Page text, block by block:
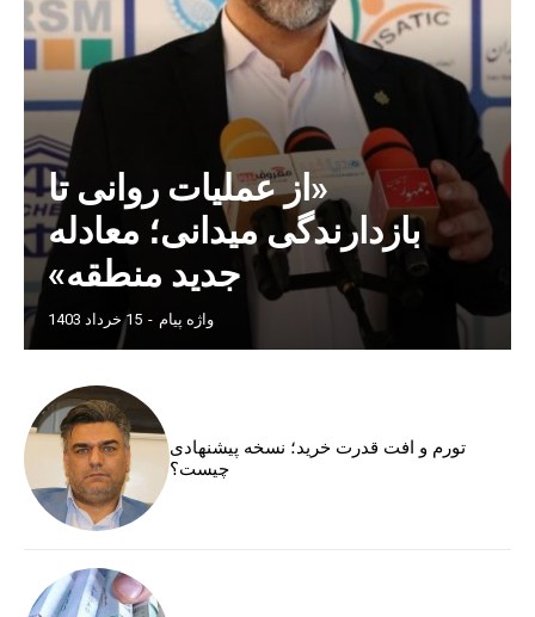
«از عملیات روانی تا
بازدارندگی میدانی؛ معادله
جدید منطقه»
واژه پیام - 15 خرداد 1403
تورم و افت قدرت خرید؛ نسخه پیشنهادی
چیست؟